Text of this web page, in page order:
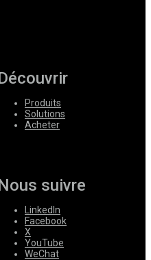
Produits
Solutions
Acheter
suivre
LinkedIn
Facebook
X
YouTube
WeChat